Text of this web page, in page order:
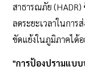
สาธารณภัย (HADR)
ลดระยะเวลาในการ
ขัดแย้งในภูมิภาคได้
"การป้องปรามแบ